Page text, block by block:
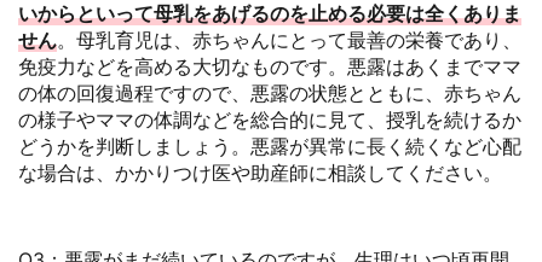
いからといって母乳をあげるのを止める必要は全くありま
せん。母乳育児は、赤ちゃんにとって最善の栄養であり、
免疫力などを高める大切なものです。悪露はあくまでママ
の体の回復過程ですので、悪露の状態とともに、赤ちゃん
の様子やママの体調などを総合的に見て、授乳を続けるか
どうかを判断しましょう。悪露が異常に長く続くなど心配
な場合は、かかりつけ医や助産師に相談してください。